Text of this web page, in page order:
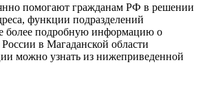
помогают гражданам РФ в решении
функции подразделений
более подробную информацию о
в Магаданской области
можно узнать из нижеприведенной